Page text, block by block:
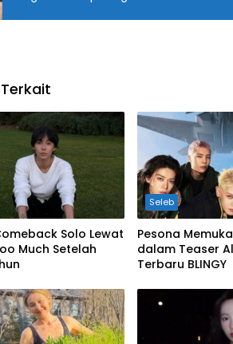
Solo Lewat
Much Setelah
Seleb
Pesona
dalam Teaser
Terbaru BLINGY